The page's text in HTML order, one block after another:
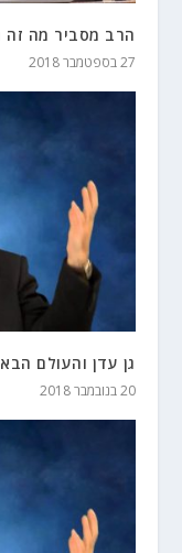
הרב מסביר מה זה
27 בספטמבר 2018
גן עדן והעולם
20 בנובמבר 2018